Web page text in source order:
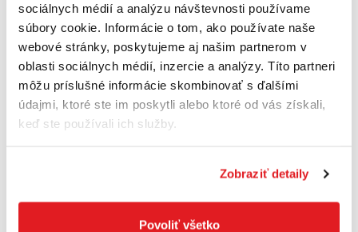
sociálnych médií a analýzu návštevnosti používame
súbory cookie. Informácie o tom, ako používate naše
webové stránky, poskytujeme aj našim partnerom v
oblasti sociálnych médií, inzercie a analýzy. Títo partneri
môžu príslušné informácie skombinovať s ďalšími
údajmi, ktoré ste im poskytli alebo ktoré od vás získali,
keď ste používali ich služby.
Zobraziť detaily
Povoliť všetko
PFERD Kotúč rezný 50 x 1,1 x 6 steelox EHT